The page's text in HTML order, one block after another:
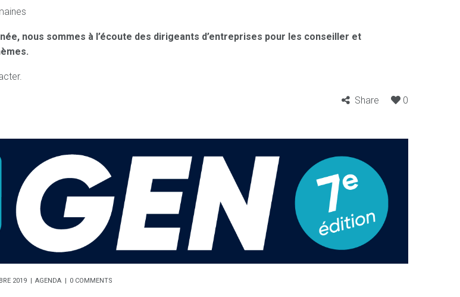
nous sommes à l’écoute des dirigeants d’entreprises pour les conseiller et
Share 0
2019 AGENDA 0 COMMENTS